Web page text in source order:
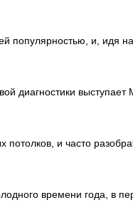
популярностью, и, идя на
диагностики выступает
и часто
времени года, в